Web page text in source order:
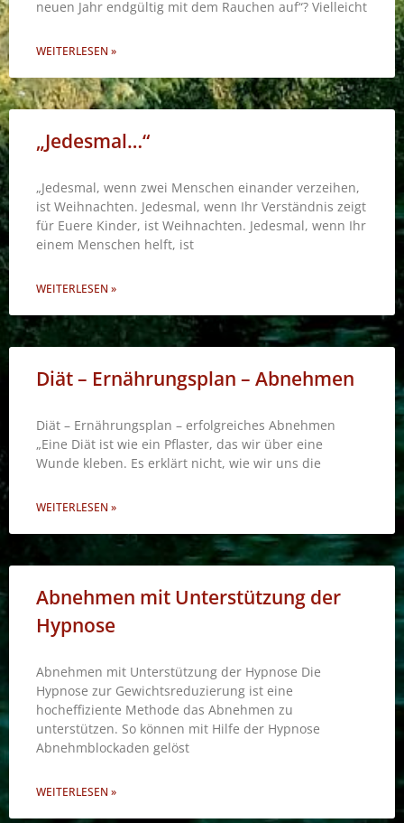
neuen Jahr endgültig mit dem Rauchen auf“? Vielleicht
WEITERLESEN »
„Jedesmal…“
„Jedesmal, wenn zwei Menschen einander verzeihen,
ist Weihnachten. Jedesmal, wenn Ihr Verständnis zeigt
für Euere Kinder, ist Weihnachten. Jedesmal, wenn Ihr
einem Menschen helft, ist
WEITERLESEN »
Diät – Ernährungsplan – Abnehmen
Diät – Ernährungsplan – erfolgreiches Abnehmen
„Eine Diät ist wie ein Pflaster, das wir über eine
Wunde kleben. Es erklärt nicht, wie wir uns die
WEITERLESEN »
Abnehmen mit Unterstützung der
Hypnose
Abnehmen mit Unterstützung der Hypnose Die
Hypnose zur Gewichtsreduzierung ist eine
hocheffiziente Methode das Abnehmen zu
unterstützen. So können mit Hilfe der Hypnose
Abnehmblockaden gelöst
WEITERLESEN »